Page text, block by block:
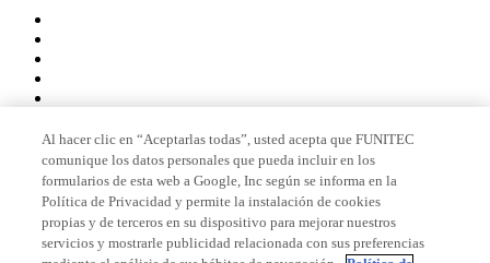
Miembro de
Acreditaciones
Al hacer clic en “Aceptarlas todas”, usted acepta que FUNITEC
comunique los datos personales que pueda incluir en los
formularios de esta web a Google, Inc según se informa en la
Política de Privacidad y permite la instalación de cookies
propias y de terceros en su dispositivo para mejorar nuestros
servicios y mostrarle publicidad relacionada con sus preferencias